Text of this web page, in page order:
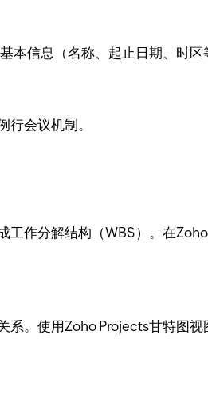
本信息（名称、起止日期、时区
行会议机制。
工作分解结构（WBS）。在
系。使用Zoho Projects甘特图